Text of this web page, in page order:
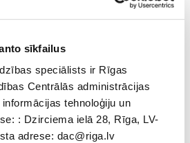
sīkfailus
speciālists ir Rīgas
Centrālās administrācijas
tehnoloģiju un
: Dzirciema ielā 28, Rīga, LV-
adrese: dac@riga.lv
vidusskolā kola noritēja
ir senā Rīgas Daugavgrīvas
dienā skolas aktu zālē pulcējās
un darbinieki. Pasākuma laikā tika
skanēja Latvijas valsts himna,
vidusskolas himna. Pasākuma